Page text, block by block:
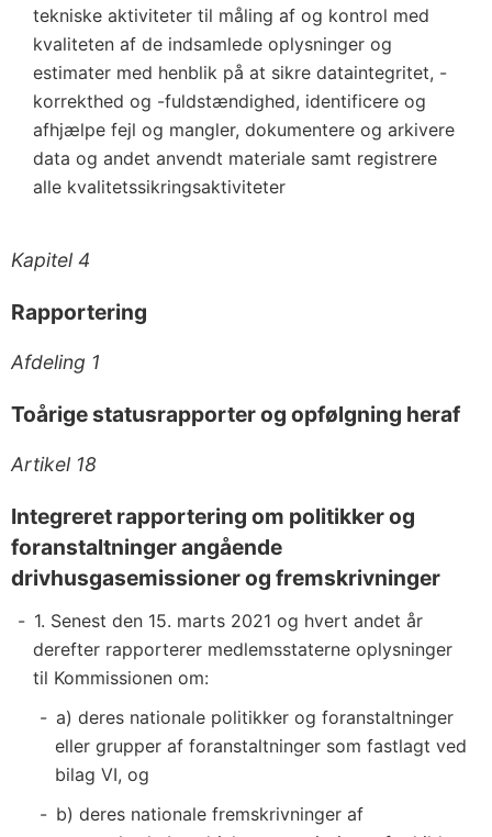
tekniske aktiviteter til måling af og kontrol med
kvaliteten af de indsamlede oplysninger og
estimater med henblik på at sikre dataintegritet, -
korrekthed og -fuldstændighed, identificere og
afhjælpe fejl og mangler, dokumentere og arkivere
data og andet anvendt materiale samt registrere
alle kvalitetssikringsaktiviteter
Kapitel 4
Rapportering
Afdeling 1
Toårige statusrapporter og opfølgning heraf
Artikel 18
Integreret rapportering om politikker og
foranstaltninger angående
drivhusgasemissioner og fremskrivninger
1. Senest den 15. marts 2021 og hvert andet år
derefter rapporterer medlemsstaterne oplysninger
til Kommissionen om:
a) deres nationale politikker og foranstaltninger
eller grupper af foranstaltninger som fastlagt ved
bilag VI, og
b) deres nationale fremskrivninger af